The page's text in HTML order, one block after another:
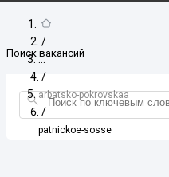
/
/
arbatsko-pokrovskaa
/
patnickoe-sosse
Поиск вакансий